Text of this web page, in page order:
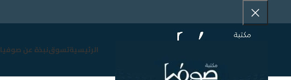
الرئيسيةتسوقنبذة عن صوفيا